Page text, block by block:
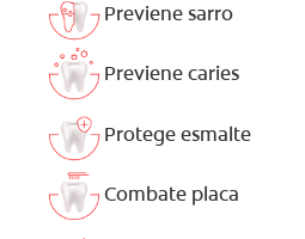
Previene sarro
Previene caries
Protege esmalte
Combate placa